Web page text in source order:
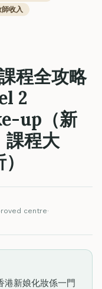
收入
程全攻略
2
up（新
課程大
centre·
新娘化妝係一門